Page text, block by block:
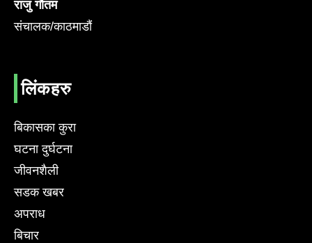
राजु गौतम
संचालक/काठमाडौं
लिंकहरु
बिकासका कुरा
घटना दुर्घटना
जीवनशैली
सडक खबर
अपराध
बिचार